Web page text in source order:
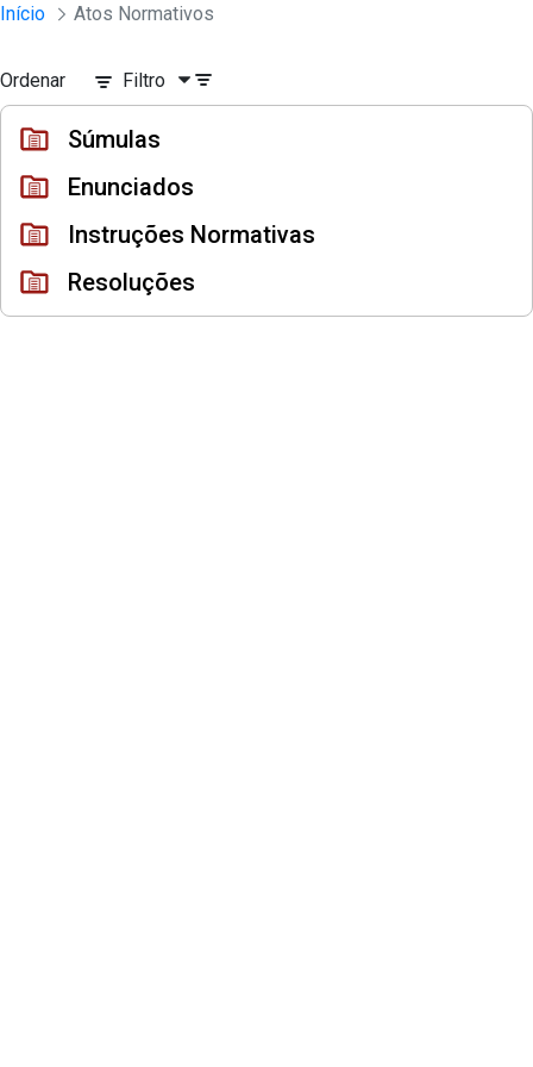
Pular para o Conteúdo principal
Instrumento jurídico - Documentos
Início Atos Normativos
Ordenar Filtro
Súmulas
Enunciados
Instruções Normativas
Resoluções